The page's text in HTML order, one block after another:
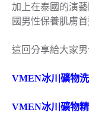
加上在泰國的演
國男性保養肌膚
這回分享給大家
VMEN冰川礦物
VMEN冰川礦物